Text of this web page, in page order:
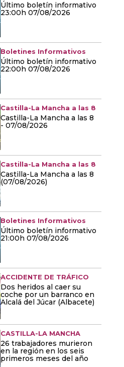
Último boletín informativo
23:00h 07/08/2026
Boletines Informativos
Último boletín informativo
22:00h 07/08/2026
Castilla-La Mancha a las 8
Castilla-La Mancha a las 8
- 07/08/2026
Castilla-La Mancha a las 8
Castilla-La Mancha a las 8
(07/08/2026)
Boletines Informativos
Último boletín informativo
21:00h 07/08/2026
ACCIDENTE DE TRÁFICO
Dos heridos al caer su
coche por un barranco en
Alcalá del Júcar (Albacete)
CASTILLA-LA MANCHA
26 trabajadores murieron
en la región en los seis
primeros meses del año